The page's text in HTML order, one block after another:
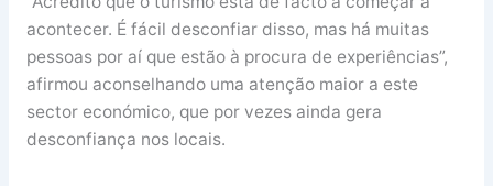
acontecer. É fácil desconfiar disso, mas há muitas
pessoas por aí que estão à procura de experiências”,
afirmou aconselhando uma atenção maior a este
sector económico, que por vezes ainda gera
desconfiança nos locais.